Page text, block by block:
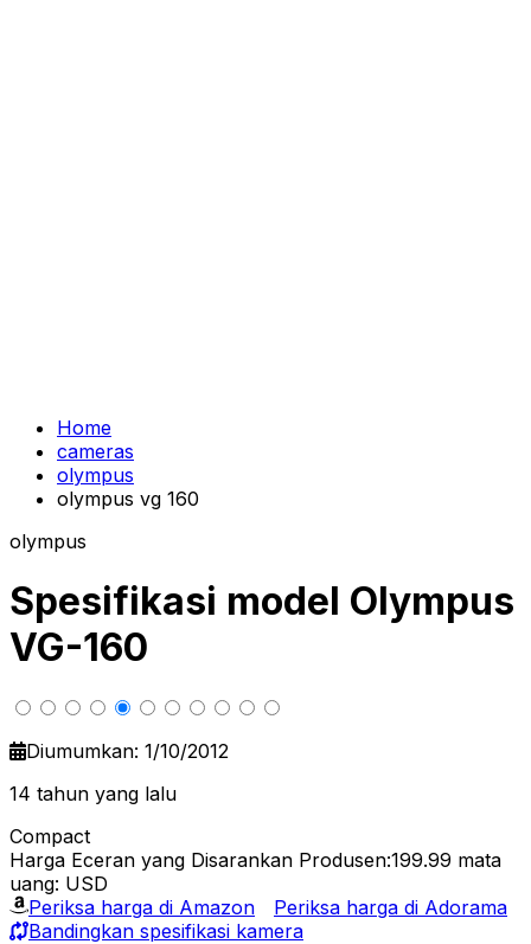
Home
cameras
olympus
olympus vg 160
olympus
Spesifikasi model Olympus
VG-160
Diumumkan: 1/10/2012
14 tahun yang lalu
Compact
Harga Eceran yang Disarankan Produsen:199.99 mata
uang: USD
Periksa harga di Amazon
Periksa harga di Adorama
Bandingkan spesifikasi kamera